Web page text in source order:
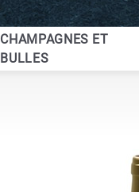
CHAMPAGNES ET
BULLES